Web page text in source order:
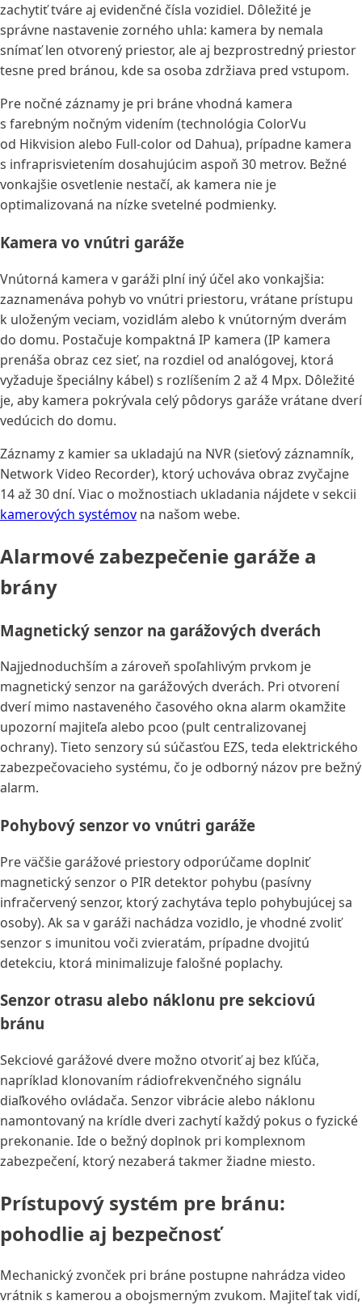
zachytiť tváre aj evidenčné čísla vozidiel. Dôležité je
správne nastavenie zorného uhla: kamera by nemala
snímať len otvorený priestor, ale aj bezprostredný priestor
tesne pred bránou, kde sa osoba zdržiava pred vstupom.
Pre nočné záznamy je pri bráne vhodná kamera
s farebným nočným videním (technológia ColorVu
od Hikvision alebo Full-color od Dahua), prípadne kamera
s infraprisvietením dosahujúcim aspoň 30 metrov. Bežné
vonkajšie osvetlenie nestačí, ak kamera nie je
optimalizovaná na nízke svetelné podmienky.
Kamera vo vnútri garáže
Vnútorná kamera v garáži plní iný účel ako vonkajšia:
zaznamenáva pohyb vo vnútri priestoru, vrátane prístupu
k uloženým veciam, vozidlám alebo k vnútorným dverám
do domu. Postačuje kompaktná IP kamera (IP kamera
prenáša obraz cez sieť, na rozdiel od analógovej, ktorá
vyžaduje špeciálny kábel) s rozlíšením 2 až 4 Mpx. Dôležité
je, aby kamera pokrývala celý pôdorys garáže vrátane dverí
vedúcich do domu.
Záznamy z kamier sa ukladajú na NVR (sieťový záznamník,
Network Video Recorder), ktorý uchováva obraz zvyčajne
14 až 30 dní. Viac o možnostiach ukladania nájdete v sekcii
kamerových systémov na našom webe.
Alarmové zabezpečenie garáže a
brány
Magnetický senzor na garážových dverách
Najjednoduchším a zároveň spoľahlivým prvkom je
magnetický senzor na garážových dverách. Pri otvorení
dverí mimo nastaveného časového okna alarm okamžite
upozorní majiteľa alebo pcoo (pult centralizovanej
ochrany). Tieto senzory sú súčasťou EZS, teda elektrického
zabezpečovacieho systému, čo je odborný názov pre bežný
alarm.
Pohybový senzor vo vnútri garáže
Pre väčšie garážové priestory odporúčame doplniť
magnetický senzor o PIR detektor pohybu (pasívny
infračervený senzor, ktorý zachytáva teplo pohybujúcej sa
osoby). Ak sa v garáži nachádza vozidlo, je vhodné zvoliť
senzor s imunitou voči zvieratám, prípadne dvojitú
detekciu, ktorá minimalizuje falošné poplachy.
Senzor otrasu alebo náklonu pre sekciovú
bránu
Sekciové garážové dvere možno otvoriť aj bez kľúča,
napríklad klonovaním rádiofrekvenčného signálu
diaľkového ovládača. Senzor vibrácie alebo náklonu
namontovaný na krídle dveri zachytí každý pokus o fyzické
prekonanie. Ide o bežný doplnok pri komplexnom
zabezpečení, ktorý nezaberá takmer žiadne miesto.
Prístupový systém pre bránu:
pohodlie aj bezpečnosť
Mechanický zvonček pri bráne postupne nahrádza video
vrátnik s kamerou a obojsmerným zvukom. Majiteľ tak vidí,